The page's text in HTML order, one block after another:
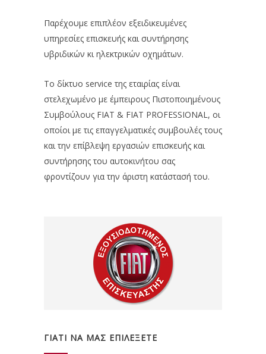
Παρέχουμε επιπλέον εξειδικευμένες
υπηρεσίες επισκευής και συντήρησης
υβριδικών κι ηλεκτρικών οχημάτων.
Το δίκτυο service της εταιρίας είναι
στελεχωμένο με έμπειρους Πιστοποιημένους
Συμβούλους FIAT & FIAT PROFESSIONAL, οι
οποίοι με τις επαγγελματικές συμβουλές τους
και την επίβλεψη εργασιών επισκευής και
συντήρησης του αυτοκινήτου σας
φροντίζουν για την άριστη κατάστασή του.
ΓΙΑΤΙ ΝΑ ΜΑΣ ΕΠΙΛΕΞΕΤΕ